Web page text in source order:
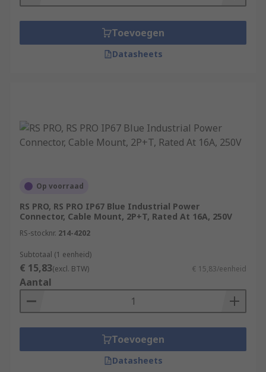
Features and Benefits:
Easy to Assemble
Toevoegen
Datasheets
Op voorraad
RS PRO, RS PRO IP67 Blue Industrial Power
Connector, Cable Mount, 2P+T, Rated At 16A, 250V
RS-stocknr. 214-4202
Subtotaal (1 eenheid)
€ 15,83(excl. BTW) € 15,83/eenheid
Aantal
Toevoegen
Datasheets